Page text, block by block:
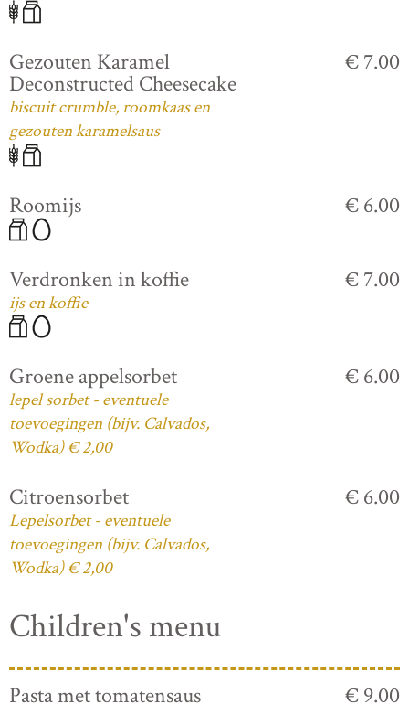
Gezouten Karamel
Deconstructed Cheesecake
biscuit crumble, roomkaas en
gezouten karamelsaus
€ 7.00
Roomijs € 6.00
Verdronken in koffie
ijs en koffie
€ 7.00
Groene appelsorbet
lepel sorbet - eventuele
toevoegingen (bijv. Calvados,
Wodka) € 2,00
€ 6.00
Citroensorbet
Lepelsorbet - eventuele
toevoegingen (bijv. Calvados,
Wodka) € 2,00
€ 6.00
Children's menu
Pasta met tomatensaus € 9.00